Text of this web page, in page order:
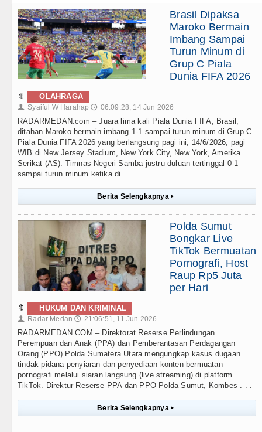
Brasil Dipaksa
Maroko Bermain
Imbang Sampai
Turun Minum di
Grup C Piala
Dunia FIFA 2026
🔖 OLAHRAGA
👤 Syaiful W Harahap 🕔 06:09:28, 14 Jun 2026
RADARMEDAN.com – Juara lima kali Piala Dunia FIFA, Brasil,
ditahan Maroko bermain imbang 1-1 sampai turun minum di Grup C
Piala Dunia FIFA 2026 yang berlangsung pagi ini, 14/6/2026, pagi
WIB di New Jersey Stadium, New York City, New York, Amerika
Serikat (AS). Timnas Negeri Samba justru duluan tertinggal 0-1
sampai turun minum ketika di . . .
Berita Selengkapnya ▸
Polda Sumut
Bongkar Live
TikTok Bermuatan
Pornografi, Host
Raup Rp5 Juta
per Hari
🔖 HUKUM DAN KRIMINAL
👤 Radar Medan 🕔 21:06:51, 11 Jun 2026
RADARMEDAN.COM – Direktorat Reserse Perlindungan
Perempuan dan Anak (PPA) dan Pemberantasan Perdagangan
Orang (PPO) Polda Sumatera Utara mengungkap kasus dugaan
tindak pidana penyiaran dan penyediaan konten bermuatan
pornografi melalui siaran langsung (live streaming) di platform
TikTok. Direktur Reserse PPA dan PPO Polda Sumut, Kombes . . .
Berita Selengkapnya ▸